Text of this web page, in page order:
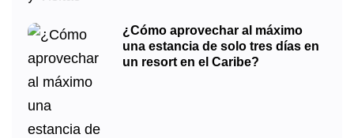
¿Cómo aprovechar al máximo
una estancia de solo tres días en
un resort en el Caribe?